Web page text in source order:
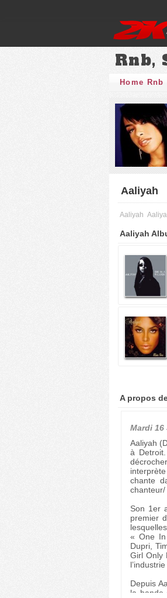
Rnb,
Home Rnb
Aaliyah
Aaliyah
Aaliyah
A propos
Mardi 16
Aaliyah
à
chante
chanteur/
Son 1er
premier
« One In
Dupri,
Girl Only
Depuis
la bande